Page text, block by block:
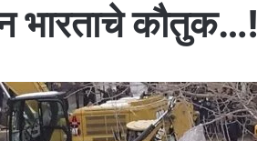
भारताचे कौतुक…!